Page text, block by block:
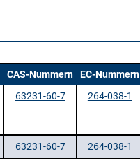
CAS-Nummern
EC-Nummern
63231-60-7 264-038-1
63231-60-7 264-038-1